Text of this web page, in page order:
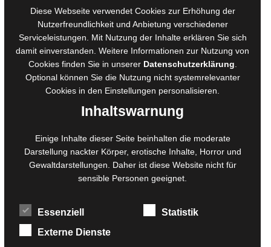
AGB für Medienprojekte
Online-Artikel
Manuskripte einreichen
Ausschreibungen
Belegexemplare
Eigenbedarfsexemplare
Foto- und Bildbearbeitung
Fotorestauration
Creative Artwork
MPS Fotografie
WordPress Support
Diese Webseite verwendet Cookies zur Erhöhung der
Nutzerfreundlichkeit und Anbietung verschiedener
Serviceleistungen. Mit Nutzung der Inhalte erklären Sie sich
damit einverstanden. Weitere Informationen zur Nutzung von
Cookies finden Sie in unserer Datenschutzerklärung
Optional können Sie die Nutzung nicht systemrelevanter
Cookies in den Einstellungen personalisieren.
Inhaltswarnung
Einige Inhalte dieser Seite beinhalten die moderate
Darstellung nackter Körper, erotische Inhalte, Horror und
Gewaltdarstellungen. Daher ist diese Website nicht für
sensible Personen geeignet.
Essenziell
Statistik
Externe Dienste